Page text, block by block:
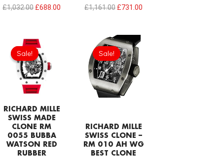
£1,032.00 £688.00
£1,161.00 £731.00
Sale!
Sale!
RICHARD MILLE
SWISS MADE
CLONE RM
0055 BUBBA
WATSON RED
RUBBER
Original
price
was:
£1,032.00.
Sale!
Sale!
RICHARD MILLE
SWISS CLONE –
RM 010 AH WG
BEST CLONE
Original
price
was:
£1,290.00.